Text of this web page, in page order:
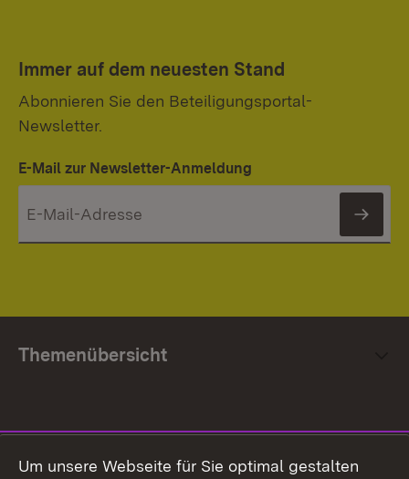
Immer auf dem neuesten Stand
Abonnieren Sie den Beteiligungsportal-
Newsletter.
E-Mail zur Newsletter-Anmeldung
Themenübersicht
Um unsere Webseite für Sie optimal gestalten